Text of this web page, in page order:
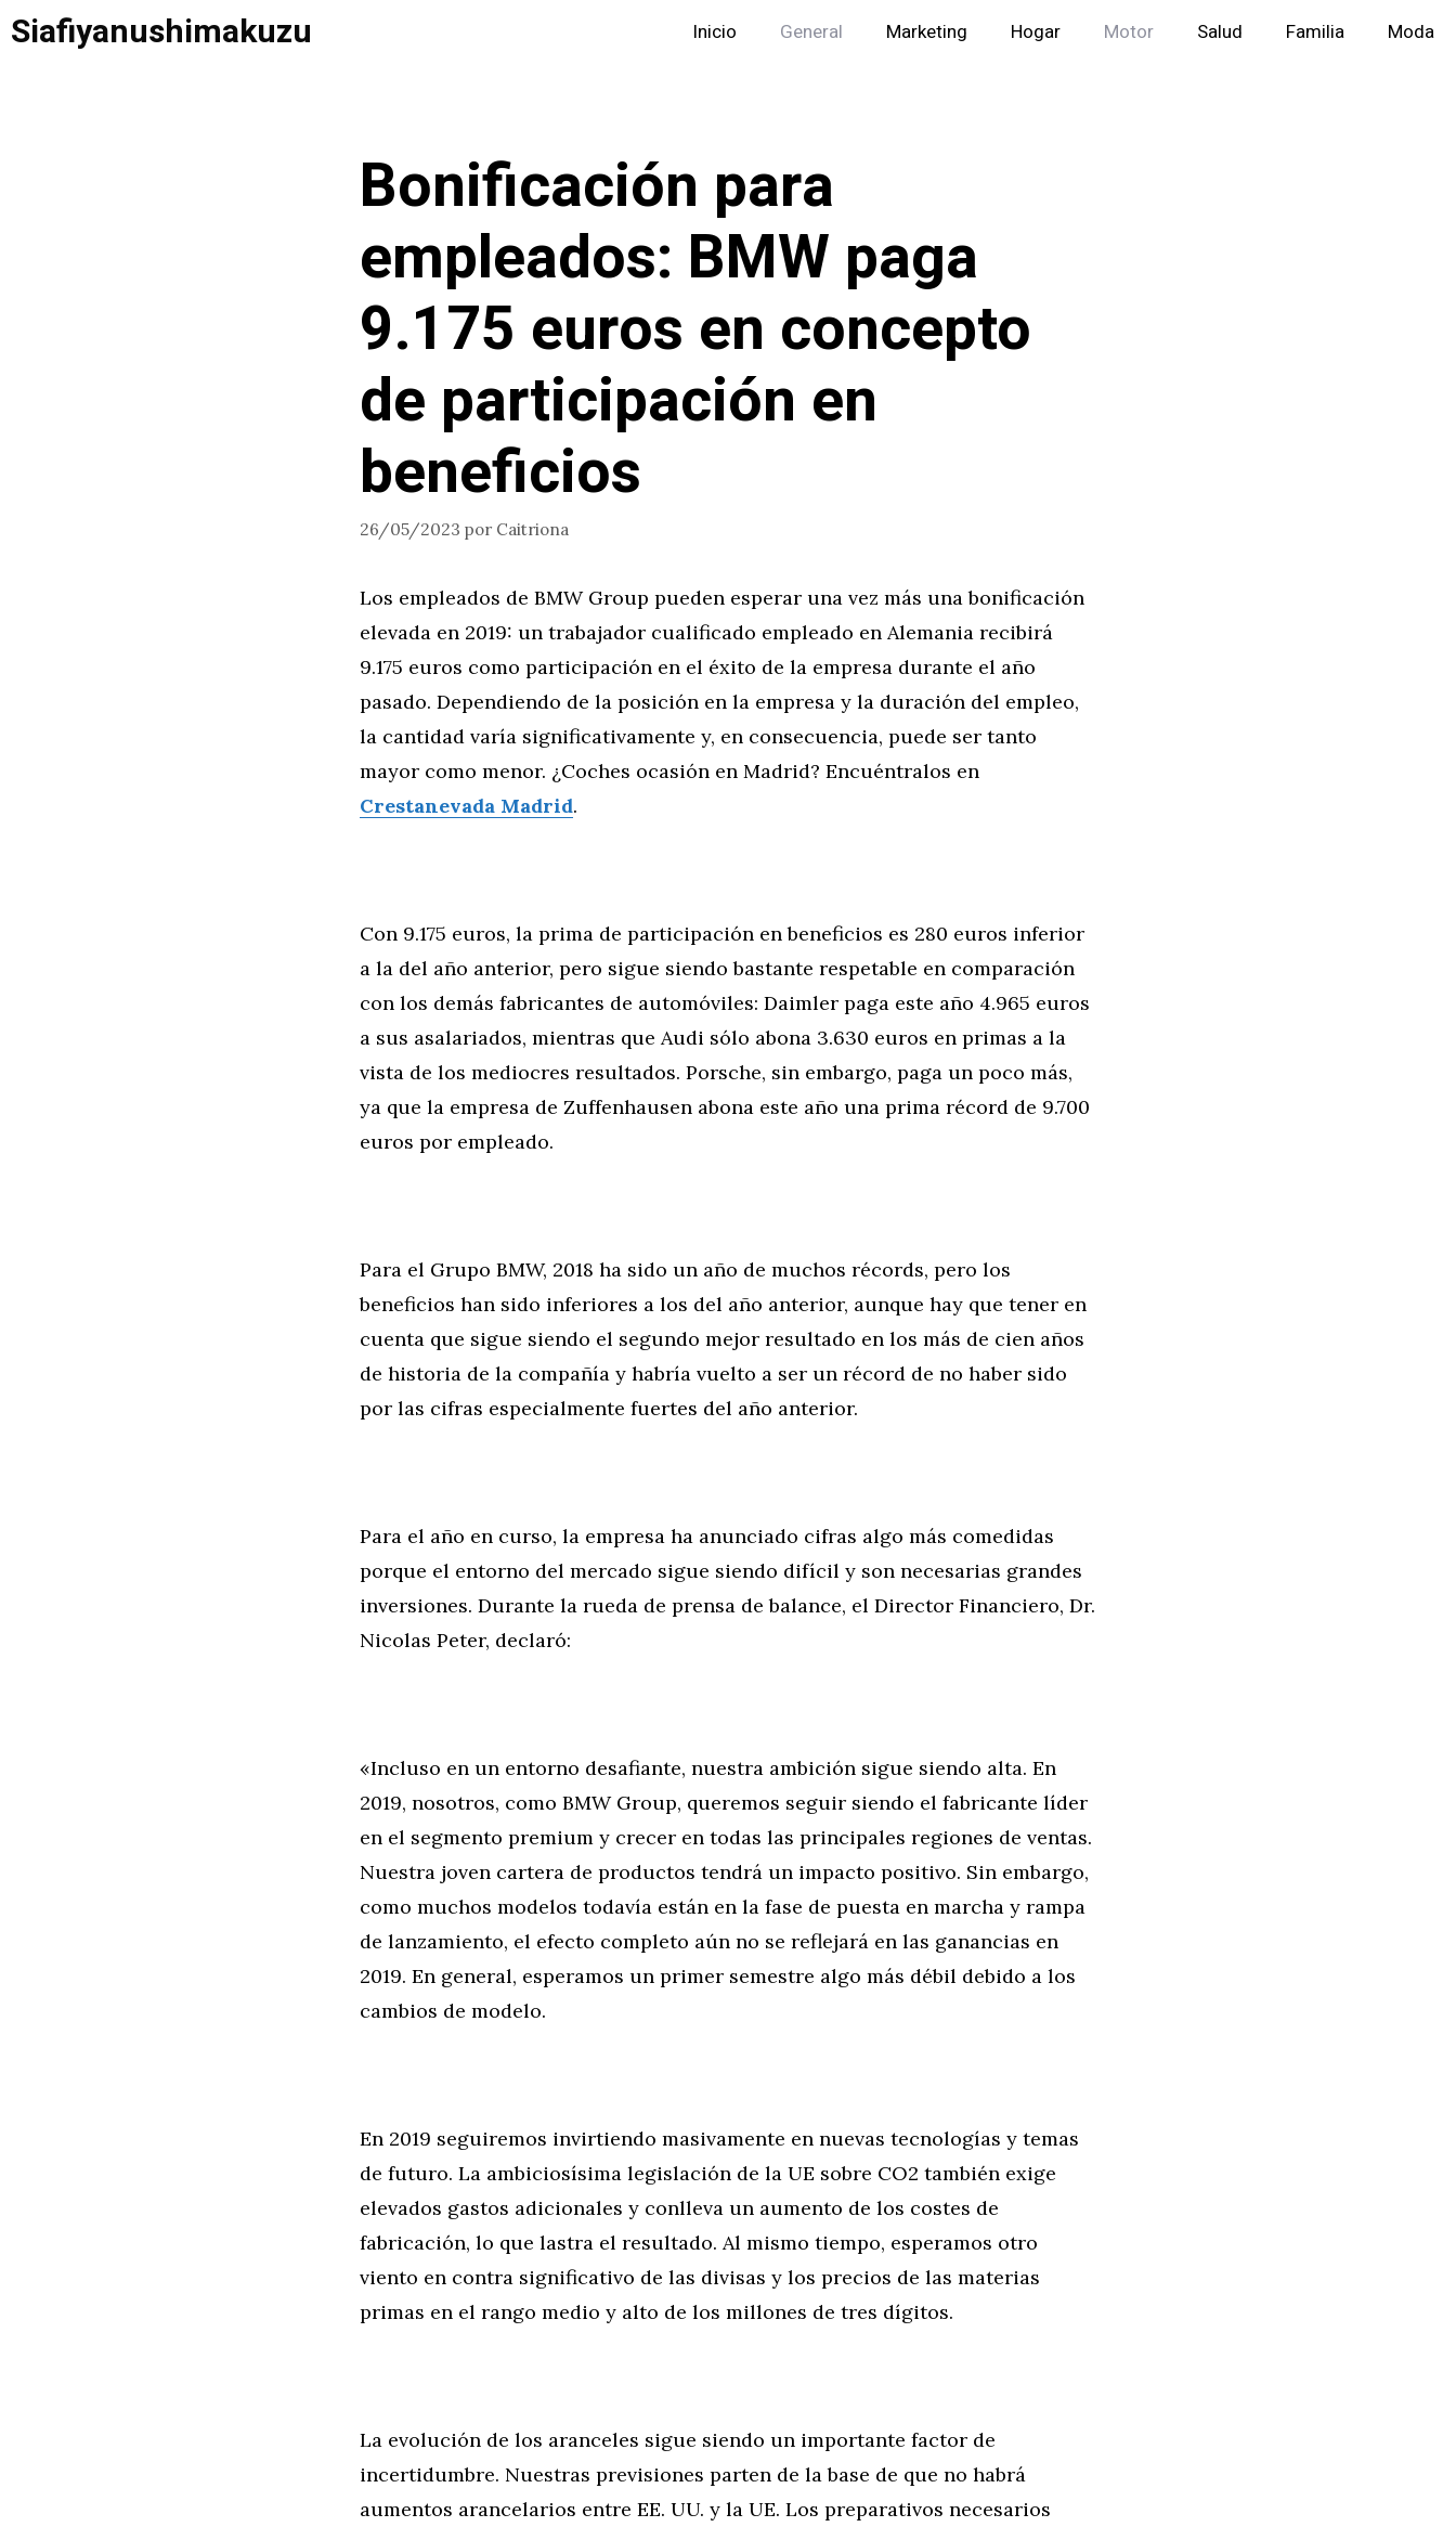
Saltar
Siafiyanushimakuzu Inicio General Marketing Hogar Motor Salud Familia Moda
Bonificación para
empleados: BMW paga
9.175 euros en concepto
de participación en
beneficios
26/05/2023 por Caitriona
Los empleados de BMW Group pueden esperar una vez más una bonificación
elevada en 2019: un trabajador cualificado empleado en Alemania recibirá
9.175 euros como participación en el éxito de la empresa durante el año
pasado. Dependiendo de la posición en la empresa y la duración del empleo,
la cantidad varía significativamente y, en consecuencia, puede ser tanto
mayor como menor. ¿Coches ocasión en Madrid? Encuéntralos en
Crestanevada Madrid.
Con 9.175 euros, la prima de participación en beneficios es 280 euros inferior
a la del año anterior, pero sigue siendo bastante respetable en comparación
con los demás fabricantes de automóviles: Daimler paga este año 4.965 euros
a sus asalariados, mientras que Audi sólo abona 3.630 euros en primas a la
vista de los mediocres resultados. Porsche, sin embargo, paga un poco más,
ya que la empresa de Zuffenhausen abona este año una prima récord de 9.700
euros por empleado.
Para el Grupo BMW, 2018 ha sido un año de muchos récords, pero los
beneficios han sido inferiores a los del año anterior, aunque hay que tener en
cuenta que sigue siendo el segundo mejor resultado en los más de cien años
de historia de la compañía y habría vuelto a ser un récord de no haber sido
por las cifras especialmente fuertes del año anterior.
Para el año en curso, la empresa ha anunciado cifras algo más comedidas
porque el entorno del mercado sigue siendo difícil y son necesarias grandes
inversiones. Durante la rueda de prensa de balance, el Director Financiero, Dr.
Nicolas Peter, declaró:
«Incluso en un entorno desafiante, nuestra ambición sigue siendo alta. En
2019, nosotros, como BMW Group, queremos seguir siendo el fabricante líder
en el segmento premium y crecer en todas las principales regiones de ventas.
Nuestra joven cartera de productos tendrá un impacto positivo. Sin embargo,
como muchos modelos todavía están en la fase de puesta en marcha y rampa
de lanzamiento, el efecto completo aún no se reflejará en las ganancias en
2019. En general, esperamos un primer semestre algo más débil debido a los
cambios de modelo.
En 2019 seguiremos invirtiendo masivamente en nuevas tecnologías y temas
de futuro. La ambiciosísima legislación de la UE sobre CO2 también exige
elevados gastos adicionales y conlleva un aumento de los costes de
fabricación, lo que lastra el resultado. Al mismo tiempo, esperamos otro
viento en contra significativo de las divisas y los precios de las materias
primas en el rango medio y alto de los millones de tres dígitos.
La evolución de los aranceles sigue siendo un importante factor de
incertidumbre. Nuestras previsiones parten de la base de que no habrá
aumentos arancelarios entre EE. UU. y la UE. Los preparativos necesarios